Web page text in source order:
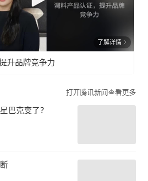
了解详情
升品牌竞争力
打开腾讯新闻查看更多
巴克变了？